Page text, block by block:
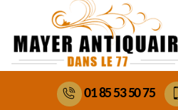
01 85 53 50 75